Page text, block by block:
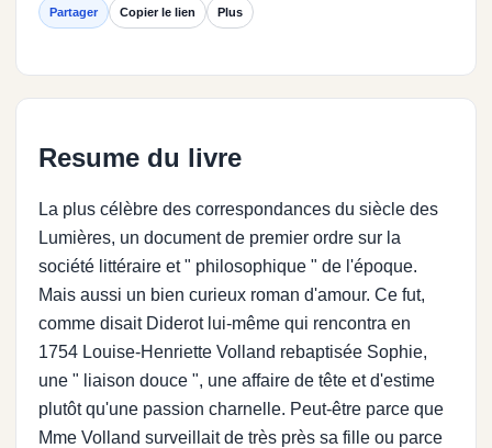
Partager Copier le lien Plus
Resume du livre
La plus célèbre des correspondances du siècle des
Lumières, un document de premier ordre sur la
société littéraire et " philosophique " de l'époque.
Mais aussi un bien curieux roman d'amour. Ce fut,
comme disait Diderot lui-même qui rencontra en
1754 Louise-Henriette Volland rebaptisée Sophie,
une " liaison douce ", une affaire de tête et d'estime
plutôt qu'une passion charnelle. Peut-être parce que
Mme Volland surveillait de très près sa fille ou parce